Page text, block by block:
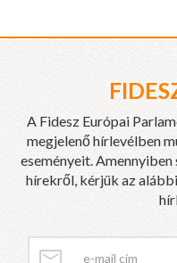
A Fidesz Európai
megjelenő hírlevélben
eseményeit.
hírekről, kérjük az